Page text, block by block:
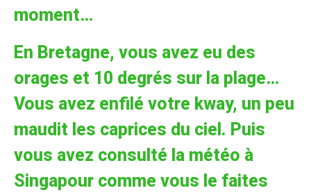
moment…
En Bretagne, vous avez eu des
orages et 10 degrés sur la plage…
Vous avez enfilé votre kway, un peu
maudit les caprices du ciel. Puis
vous avez consulté la météo à
Singapour comme vous le faites